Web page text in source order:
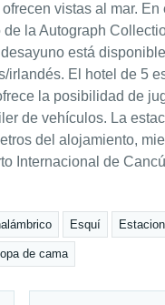
vistas al mar. En
la Autograph
está
irlandés. El hotel de 5
la posibilidad de
de vehículos. La
del alojamiento,
Internacional de
Esquí
de cama